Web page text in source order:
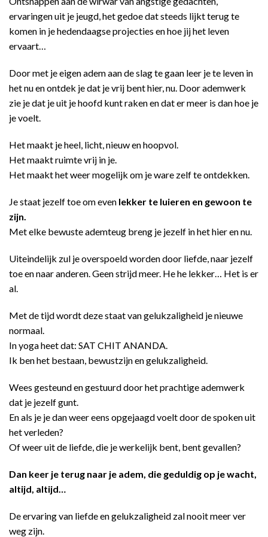
ervaringen uit je jeugd, het gedoe dat steeds lijkt terug te
komen in je hedendaagse projecties en hoe jij het leven
ervaart…
Door met je eigen adem aan de slag te gaan leer je te leven in
het nu en ontdek je dat je vrij bent hier, nu. Door ademwerk
zie je dat je uit je hoofd kunt raken en dat er meer is dan hoe je
je voelt.
Het maakt je heel, licht, nieuw en hoopvol.
Het maakt ruimte vrij in je.
Het maakt het weer mogelijk om je ware zelf te ontdekken.
Je staat jezelf toe om even lekker te luieren en gewoon te
zijn.
Met elke bewuste ademteug breng je jezelf in het hier en nu.
Uiteindelijk zul je overspoeld worden door liefde, naar jezelf
toe en naar anderen. Geen strijd meer. He he lekker… Het is er
al.
Met de tijd wordt deze staat van gelukzaligheid je nieuwe
normaal.
In yoga heet dat: SAT CHIT ANANDA.
Ik ben het bestaan, bewustzijn en gelukzaligheid.
Wees gesteund en gestuurd door het prachtige ademwerk
dat je jezelf gunt.
En als je je dan weer eens opgejaagd voelt door de spoken uit
het verleden?
Of weer uit de liefde, die je werkelijk bent, bent gevallen?
Dan keer je terug naar je adem, die geduldig op je wacht,
altijd, altijd…
De ervaring van liefde en gelukzaligheid zal nooit meer ver
weg zijn.